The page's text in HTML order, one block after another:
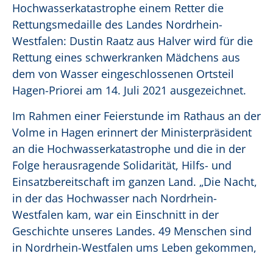
Hochwasserkatastrophe einem Retter die
Rettungsmedaille des Landes Nordrhein-
Westfalen: Dustin Raatz aus Halver wird für die
Rettung eines schwerkranken Mädchens aus
dem von Wasser eingeschlossenen Ortsteil
Hagen-Priorei am 14. Juli 2021 ausgezeichnet.
Im Rahmen einer Feierstunde im Rathaus an der
Volme in Hagen erinnert der Ministerpräsident
an die Hochwasserkatastrophe und die in der
Folge herausragende Solidarität, Hilfs- und
Einsatzbereitschaft im ganzen Land. „Die Nacht,
in der das Hochwasser nach Nordrhein-
Westfalen kam, war ein Einschnitt in der
Geschichte unseres Landes. 49 Menschen sind
in Nordrhein-Westfalen ums Leben gekommen,